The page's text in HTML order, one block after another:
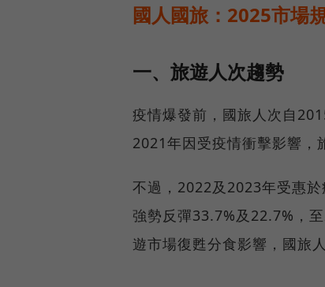
國人國旅：2025市場
一、旅遊人次趨勢
疫情爆發前，國旅人次自
2021年因受疫情衝擊影響，
不過，2022及2023年受惠
強勢反彈33.7%及22.7%，
遊市場復甦分食影響，國旅